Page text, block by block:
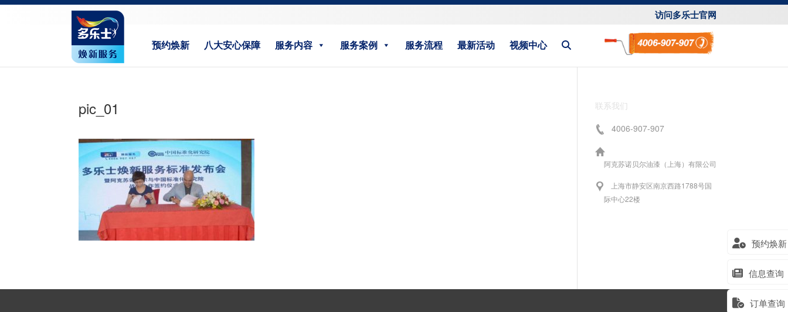
访问多乐士官网
预约焕新 八大安心保障 服务内容 服务案例 服务流程 最新活动 视频中心
预约焕新
信息查询
订单查询
pic_01
联系我们
4006-907-907
阿克苏诺贝尔油漆（上海）有限公司
上海市静安区南京西路1788号国
际中心22楼